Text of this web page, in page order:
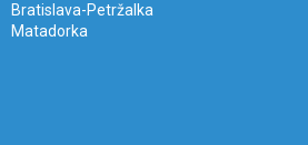
Bratislava-Petržalka
Matadorka